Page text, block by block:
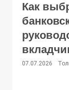
Как
07.07.2026